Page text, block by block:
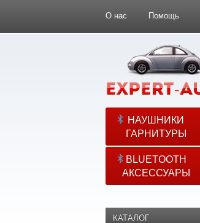
О нас Помощь
НАУШНИКИ
ГАРНИТУРЫ
BLUETOOTH
АКСЕССУАРЫ
КАТАЛОГ